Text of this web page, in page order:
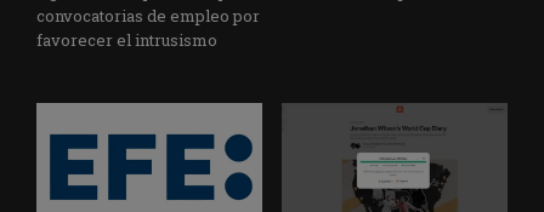
convocatorias de empleo por
favorecer el intrusismo